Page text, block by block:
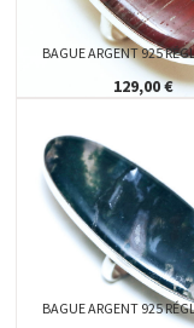
BAGUE ARGENT 925
129,00 €
BAGUE ARGENT 925